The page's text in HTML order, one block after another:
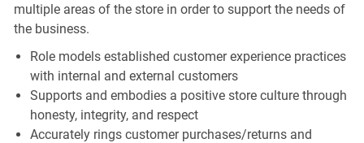
multiple areas of the store in order to support the needs of
the business.
Role models established customer experience practices
with internal and external customers
Supports and embodies a positive store culture through
honesty, integrity, and respect
Accurately rings customer purchases/returns and